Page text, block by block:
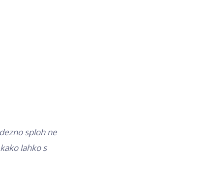
sploh ne
lahko s